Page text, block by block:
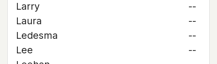
Larry
--
Laura
--
Ledesma
--
Lee
--